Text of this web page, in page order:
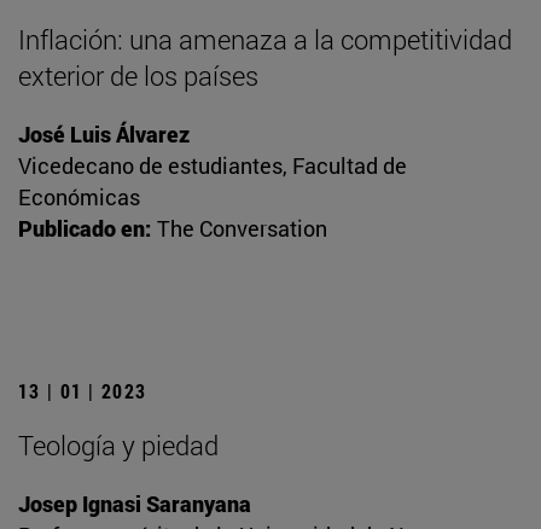
Inflación: una amenaza a la competitividad
exterior de los países
José Luis Álvarez
Vicedecano de estudiantes, Facultad de
Económicas
Publicado en: The Conversation
13 | 01 | 2023
Teología y piedad
Josep Ignasi Saranyana